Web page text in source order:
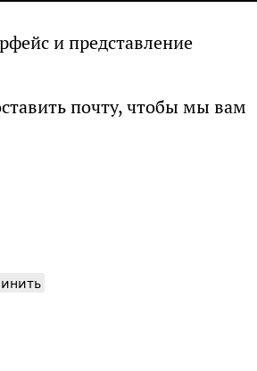
и представление
почту, чтобы мы вам